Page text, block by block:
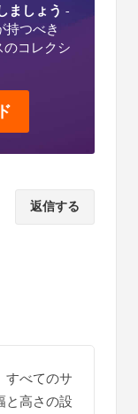
ましょう -
つべき
コレクシ
返信する
すべてのサ
と高さの設